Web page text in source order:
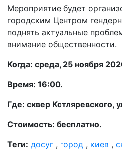
Мероприятие будет
городским Центром
поднять актуальные
внимание общественности.
Когда: среда, 25 ноября
Время: 16:00.
Где: сквер Котляревского,
Стоимость: бесплатно.
Теги: досуг , город , киев ,